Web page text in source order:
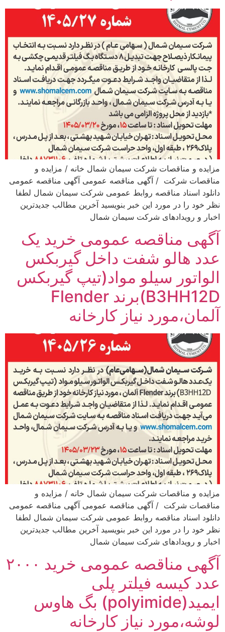
مزایده و مناقصات شرکت سیمان شمال خانه / مزایده و
مناقصات شرکت / آگهی مناقصه عمومی آگهی مناقصه عمومی
دانلود اسناد مناقصه روابط عمومی شرکت سیمان شمال لطفا
نظر خود را در مورد این خبر بنویسید آخرین مطالب جدیدترین
اخبار و رویدادهای شرکت سیمان شمال
آگهی مناقصه عمومی خرید یک
عدد هالو شفت داخل گیربکس
الواتور سیلو مواد(تیپ گیربکس
B3HH12D)برند Flender
آلمان،مورد نیاز کارخانه
مزایده و مناقصات شرکت سیمان شمال خانه / مزایده و
مناقصات شرکت / آگهی مناقصه عمومی آگهی مناقصه عمومی
دانلود اسناد مناقصه روابط عمومی شرکت سیمان شمال لطفا
نظر خود را در مورد این خبر بنویسید آخرین مطالب جدیدترین
اخبار و رویدادهای شرکت سیمان شمال
آگهی مناقصه عمومی خرید ۲۰۰۰
عدد کیسه فیلتر پلی
ایمید(polyimide) بگ هاوس
لوشه،مورد نیاز کارخانه